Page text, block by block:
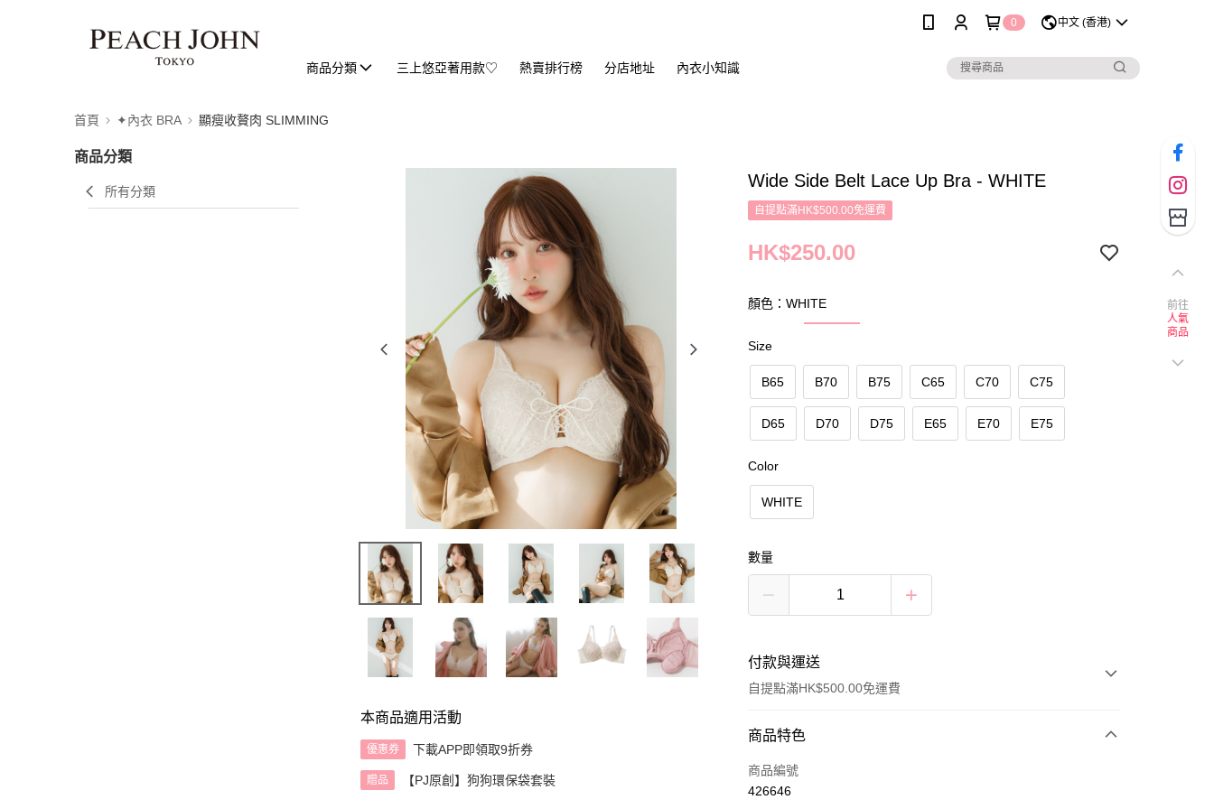
0 中文 (香港)
商品分類 三上悠亞著用款♡ 熱賣排行榜 分店地址 內衣小知識
首頁 ✦內衣 BRA 顯瘦收贅肉 SLIMMING
商品分類
所有分類
本商品適用活動
優惠券 下載APP即領取9折券
贈品 【PJ原創】狗狗環保袋套裝
Wide Side Belt Lace Up Bra - WHITE
自提點滿HK$500.00免運費
HK$250.00
顏色：WHITE
Size
B65 B70 B75 C65 C70 C75
D65 D70 D75 E65 E70 E75
Color
WHITE
數量
付款與運送
自提點滿HK$500.00免運費
付款方式
信用卡
商品特色
商品編號
426646
前往
人氣
商品